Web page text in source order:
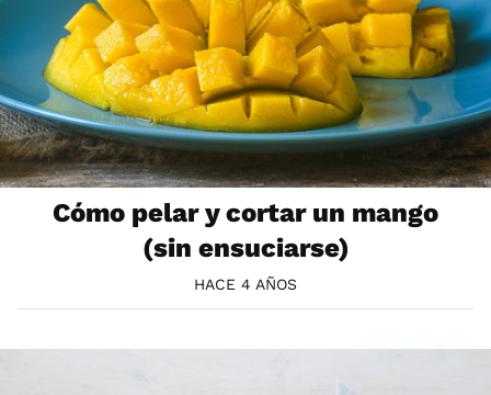
Cómo pelar y cortar un mango
(sin ensuciarse)
HACE 4 AÑOS